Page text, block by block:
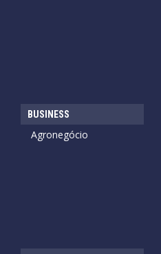
BUSINESS
Agronegócio